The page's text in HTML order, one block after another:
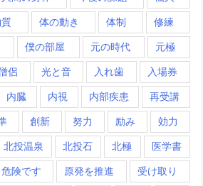
体の動き 体制 修練
僕の部屋 元の時代 元極
侶 光と音 入れ歯 入場券
内臓 内視 内部疾患 再受講
創新 努力 励み 効力
北投温泉 北投石 北極 医学書
危険です 原発を推進 受け取り